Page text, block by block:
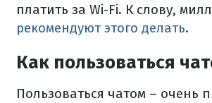
платить за Wi-Fi. К слову,
рекомендуют этого делать.
Как пользоваться
Пользоваться чатом – очень